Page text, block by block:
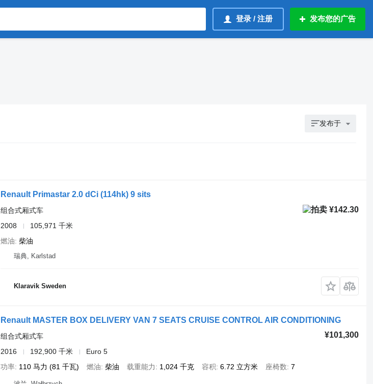
登录 / 注册 发布您的广告
发布于
Renault Primastar 2.0 dCi (114hk) 9 sits
¥142.30
组合式厢式车
2008
105,971 千米
燃油 柴油
瑞典, Karlstad
Klaravik Sweden
Renault MASTER BOX DELIVERY VAN 7 SEATS CRUISE CONTROL AIR CONDITIONING
¥101,300
组合式厢式车
2016
192,900 千米
Euro 5
功率 110 马力 (81 千瓦) 燃油 柴油 载重能力 1,024 千克 容积 6.72 立方米 座椅数 7